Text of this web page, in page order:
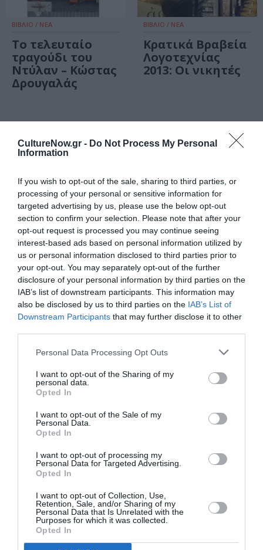
CultureNow.gr - Do Not Process My Personal
Information
If you wish to opt-out of the sale, sharing to third parties, or
processing of your personal or sensitive information for
targeted advertising by us, please use the below opt-out
section to confirm your selection. Please note that after your
opt-out request is processed you may continue seeing
interest-based ads based on personal information utilized by
us or personal information disclosed to third parties prior to
your opt-out. You may separately opt-out of the further
disclosure of your personal information by third parties on the
IAB’s list of downstream participants. This information may
also be disclosed by us to third parties on the IAB’s List of
Downstream Participants that may further disclose it to other
Personal Data Processing Opt Outs
I want to opt-out of the Sharing of my
personal data.
Opted In
I want to opt-out of the Sale of my
Personal Data.
Opted In
I want to opt-out of processing my
Personal Data for Targeted Advertising.
Opted In
I want to opt-out of Collection, Use,
Retention, Sale, and/or Sharing of my
Personal Data that Is Unrelated with the
Purposes for which it was collected.
Opted In
ΒΙΒΛΙΟ / ΝΕΑ
Το τελευταίο
τραγούδι του
Ντύλαν – Κώστας
Δρουγαλάς
ΒΙΒΛΙΟ / ΝΕΑ
Κρατικά Βραβεία
Λογοτεχνίας
2013: Οι νικητές
Τελευταία
νέα
ΘΕΑΤΡΟ - ΧΟΡΟΣ /
ΝΕΑ07.08.2026 | 20.02
Αυτή η
νύχτα
Αλεξανδρή
σκηνοθεσία
Αστέριου
Πελτέκη
στο Θέατρο
Ολύμπια
ΜΟΥΣΙΚΗ / ΜΟΥΣΙΚΑ
07.08.2026 | 19.04
Mania The
Abba Tribute:
Μια μοναδική
συναυλία στο
Christmas